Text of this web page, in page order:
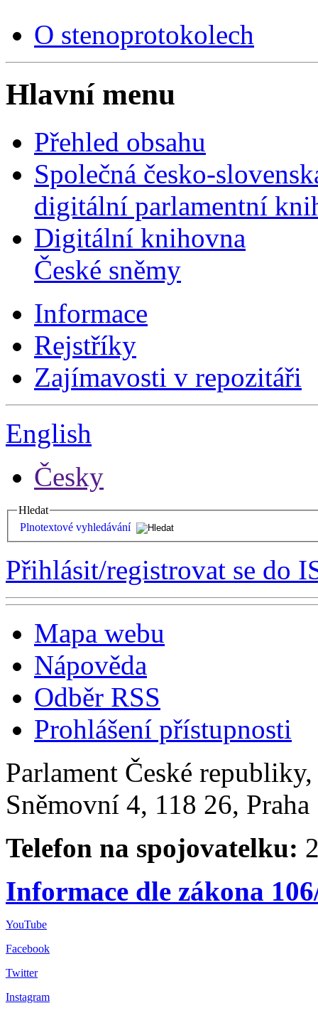
O stenoprotokolech
Hlavní menu
Přehled obsahu
Společná česko-
digitální parlamentní
Digitální knihovna
České sněmy
Informace
Rejstříky
Zajímavosti v repozitáři
English
Česky
Hledat
Plnotextové vyhledávání
Přihlásit/registrovat se do
Mapa webu
Nápověda
Odběr RSS
Prohlášení přístupnosti
Parlament České
Sněmovní 4, 118 26,
Telefon na spojovatelku:
Informace dle zákona
YouTube
Facebook
Twitter
Instagram